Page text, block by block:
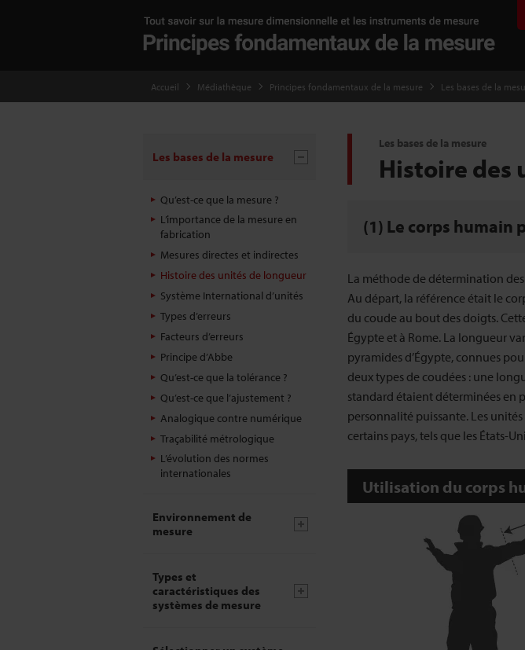
Accueil Médiathèque Principes fondamentaux de la mesure Les bases de la
Les bases de la mesure
Histoire des
(1) Le corps humain
La méthode de détermination
Au départ, la référence était le
du coude au bout des doigts.
Égypte et à Rome. La longueur
pyramides d’Égypte, connues
deux types de coudées : une
standard étaient déterminées en
personnalité puissante. Les
certains pays, tels que les États-
Utilisation du corps
Les bases de la mesure
Qu’est-ce que la mesure ?
L’importance de la mesure en
fabrication
Mesures directes et indirectes
Histoire des unités de longueur
Système International d’unités
Types d’erreurs
Facteurs d’erreurs
Principe d’Abbe
Qu’est-ce que la tolérance ?
Qu’est-ce que l’ajustement ?
Analogique contre numérique
Traçabilité métrologique
L’évolution des normes
internationales
Environnement de
mesure
Types et
caractéristiques des
systèmes de mesure